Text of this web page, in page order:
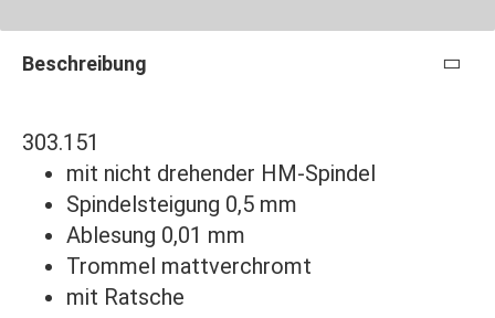
Beschreibung
303.151
mit nicht drehender HM-Spindel
Spindelsteigung 0,5 mm
Ablesung 0,01 mm
Trommel mattverchromt
mit Ratsche